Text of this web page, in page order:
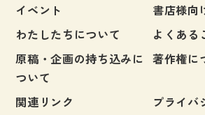
大学入試対策
学校情報
日本語学習関連副読本
イベント
書店様向
わたしたちについて
よくある
原稿・企画の持ち込みに
ついて
著作権に
関連リンク
プライバ